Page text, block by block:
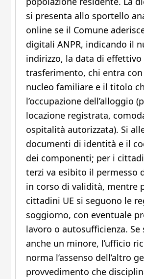
si presenta allo sportello
online se il Comune
digitali ANPR, indicando il
indirizzo, la data di effettivo
trasferimento, chi entra
nucleo familiare e il titolo
l’occupazione dell’alloggio
locazione registrata,
ospitalità autorizzata). Si
documenti di identità e il
dei componenti; per i
terzi va esibito il permesso
in corso di validità, mentre
cittadini UE si seguono le
soggiorno, con eventuale
lavoro o autosufficienza. Se
anche un minore, l’ufficio
norma l’assenso dell’altro
provvedimento che